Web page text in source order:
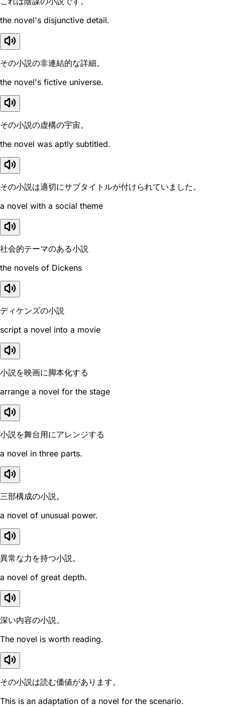
the novel's disjunctive detail.
その小説の非連結的な詳細。
the novel's fictive universe.
その小説の虚構の宇宙。
the novel was aptly subtitled.
その小説は適切にサブタイトルが付けられていました。
a novel with a social theme
社会的テーマのある小説
the novels of Dickens
ディケンズの小説
script a novel into a movie
小説を映画に脚本化する
arrange a novel for the stage
小説を舞台用にアレンジする
a novel in three parts.
三部構成の小説。
a novel of unusual power.
異常な力を持つ小説。
a novel of great depth.
深い内容の小説。
The novel is worth reading.
その小説は読む価値があります。
This is an adaptation of a novel for the scenario.